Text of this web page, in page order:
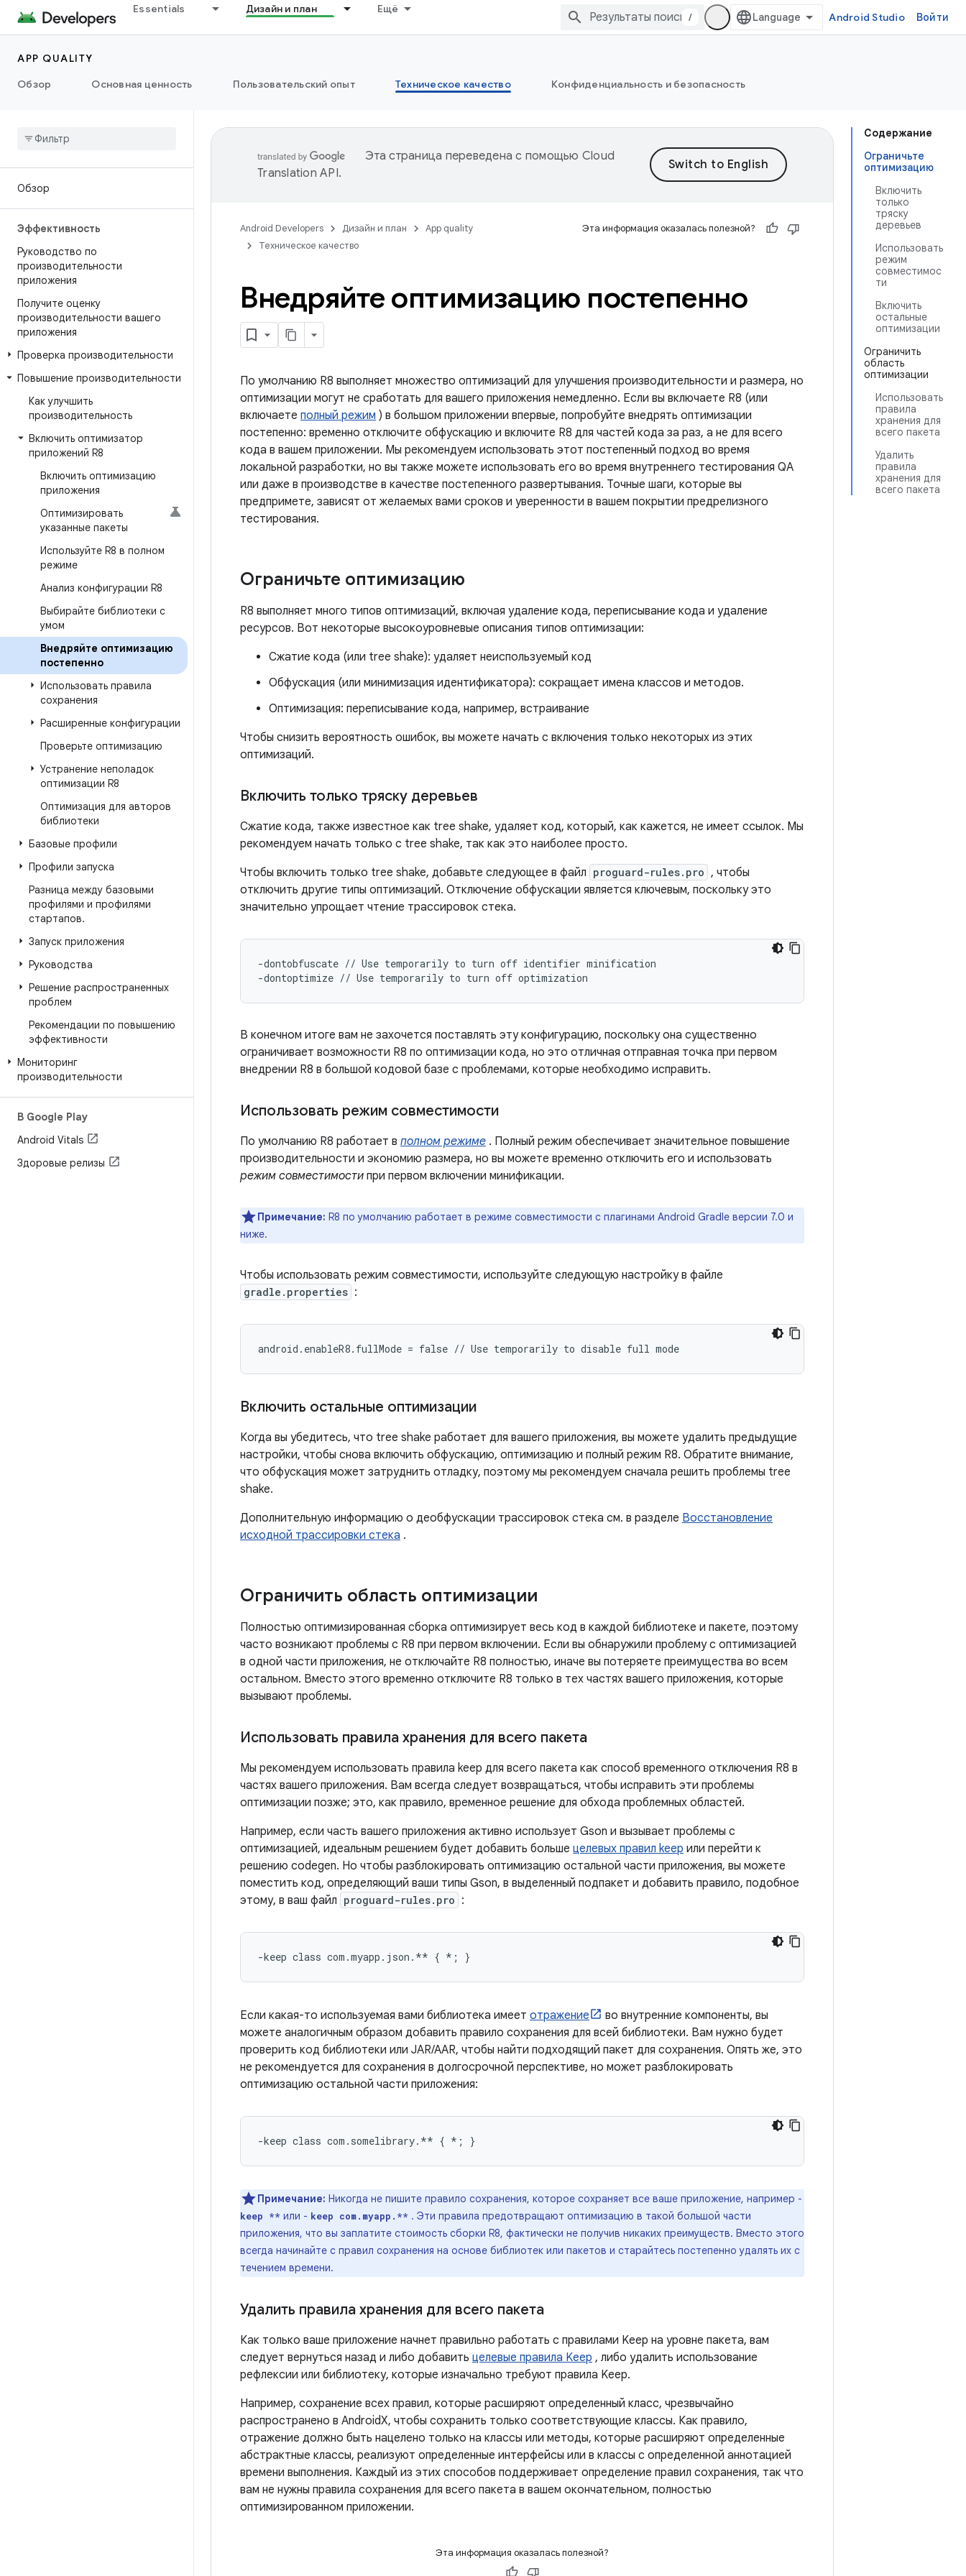
Essentials Дизайн и план Ещё
/ Android Studio Войти
APP QUALITY
Обзор
Основная ценность Пользовательский опыт Техническое качество Конфиденциальность и безопасность
Обзор
Эффективность
Руководство по
производительности
приложения
Получите оценку
производительности вашего
приложения
Проверка производительности
Повышение производительности
Как улучшить
производительность
Включить оптимизатор
приложений R8
Включить оптимизацию
приложения
Оптимизировать
указанные пакеты
Используйте R8 в полном
режиме
Анализ конфигурации R8
Выбирайте библиотеки с
умом
Внедряйте оптимизацию
постепенно
Использовать правила
сохранения
Расширенные конфигурации
Проверьте оптимизацию
Устранение неполадок
оптимизации R8
Оптимизация для авторов
библиотеки
Базовые профили
Профили запуска
Разница между базовыми
профилями и профилями
стартапов.
Запуск приложения
Руководства
Решение распространенных
проблем
Рекомендации по повышению
эффективности
Мониторинг
производительности
В Google Play
Android Vitals
Здоровые релизы
Содержание
Ограничьте
оптимизацию
Включить
только
тряску
деревьев
Использовать
режим
совместимос
ти
Включить
остальные
оптимизации
Ограничить
область
оптимизации
Использовать
правила
хранения для
всего пакета
Удалить
правила
хранения для
всего пакета
Эта страница переведена с помощью Cloud
Translation API.
Android Developers Дизайн и план
App quality
Техническое качество
Эта информация оказалась полезной?
Внедряйте оптимизацию постепенно
По умолчанию R8 выполняет множество оптимизаций для улучшения производительности и размера, но
оптимизации могут не сработать для вашего приложения немедленно. Если вы включаете R8 (или
включаете полный режим ) в большом приложении впервые, попробуйте внедрять оптимизации
постепенно: временно отключите обфускацию и включите R8 для частей кода за раз, а не для всего
кода в вашем приложении. Мы рекомендуем использовать этот постепенный подход во время
локальной разработки, но вы также можете использовать его во время внутреннего тестирования QA
или даже в производстве в качестве постепенного развертывания. Точные шаги, которые вы
предпримете, зависят от желаемых вами сроков и уверенности в вашем покрытии предрелизного
тестирования.
Ограничьте оптимизацию
R8 выполняет много типов оптимизаций, включая удаление кода, переписывание кода и удаление
ресурсов. Вот некоторые высокоуровневые описания типов оптимизации:
Сжатие кода (или tree shake): удаляет неиспользуемый код
Обфускация (или минимизация идентификатора): сокращает имена классов и методов.
Оптимизация: переписывание кода, например, встраивание
Чтобы снизить вероятность ошибок, вы можете начать с включения только некоторых из этих
оптимизаций.
Включить только тряску деревьев
Сжатие кода, также известное как tree shake, удаляет код, который, как кажется, не имеет ссылок. Мы
рекомендуем начать только с tree shake, так как это наиболее просто.
Чтобы включить только tree shake, добавьте следующее в файл proguard-rules.pro , чтобы
отключить другие типы оптимизаций. Отключение обфускации является ключевым, поскольку это
значительно упрощает чтение трассировок стека.
-dontobfuscate // Use temporarily to turn off identifier minification
В конечном итоге вам не захочется поставлять эту конфигурацию, поскольку она существенно
ограничивает возможности R8 по оптимизации кода, но это отличная отправная точка при первом
внедрении R8 в большой кодовой базе с проблемами, которые необходимо исправить.
Использовать режим совместимости
По умолчанию R8 работает в полном режиме . Полный режим обеспечивает значительное повышение
производительности и экономию размера, но вы можете временно отключить его и использовать
режим совместимости при первом включении минификации.
Примечание: R8 по умолчанию работает в режиме совместимости с плагинами Android Gradle версии 7.0 и
ниже.
Чтобы использовать режим совместимости, используйте следующую настройку в файле
gradle.properties :
Включить остальные оптимизации
Когда вы убедитесь, что tree shake работает для вашего приложения, вы можете удалить предыдущие
настройки, чтобы снова включить обфускацию, оптимизацию и полный режим R8. Обратите внимание,
что обфускация может затруднить отладку, поэтому мы рекомендуем сначала решить проблемы tree
shake.
Дополнительную информацию о деобфускации трассировок стека см. в разделе Восстановление
исходной трассировки стека .
Ограничить область оптимизации
Полностью оптимизированная сборка оптимизирует весь код в каждой библиотеке и пакете, поэтому
часто возникают проблемы с R8 при первом включении. Если вы обнаружили проблему с оптимизацией
в одной части приложения, не отключайте R8 полностью, иначе вы потеряете преимущества во всем
остальном. Вместо этого временно отключите R8 только в тех частях вашего приложения, которые
вызывают проблемы.
Использовать правила хранения для всего пакета
Мы рекомендуем использовать правила keep для всего пакета как способ временного отключения R8 в
частях вашего приложения. Вам всегда следует возвращаться, чтобы исправить эти проблемы
оптимизации позже; это, как правило, временное решение для обхода проблемных областей.
Например, если часть вашего приложения активно использует Gson и вызывает проблемы с
оптимизацией, идеальным решением будет добавить больше целевых правил keep или перейти к
решению codegen. Но чтобы разблокировать оптимизацию остальной части приложения, вы можете
поместить код, определяющий ваши типы Gson, в выделенный подпакет и добавить правило, подобное
этому, в ваш файл proguard-rules.pro :
Если какая-то используемая вами библиотека имеет отражение
во внутренние компоненты, вы
можете аналогичным образом добавить правило сохранения для всей библиотеки. Вам нужно будет
проверить код библиотеки или JAR/AAR, чтобы найти подходящий пакет для сохранения. Опять же, это
не рекомендуется для сохранения в долгосрочной перспективе, но может разблокировать
оптимизацию остальной части приложения:
Примечание: Никогда не пишите правило сохранения, которое сохраняет все ваше приложение, например -
keep ** или - keep com.myapp.** . Эти правила предотвращают оптимизацию в такой большой части
приложения, что вы заплатите стоимость сборки R8, фактически не получив никаких преимуществ. Вместо этого
всегда начинайте с правил сохранения на основе библиотек или пакетов и старайтесь постепенно удалять их с
течением времени.
Удалить правила хранения для всего пакета
Как только ваше приложение начнет правильно работать с правилами Keep на уровне пакета, вам
следует вернуться назад и либо добавить целевые правила Keep , либо удалить использование
рефлексии или библиотеку, которые изначально требуют правила Keep.
Например, сохранение всех правил, которые расширяют определенный класс, чрезвычайно
распространено в AndroidX, чтобы сохранить только соответствующие классы. Как правило,
отражение должно быть нацелено только на классы или методы, которые расширяют определенные
абстрактные классы, реализуют определенные интерфейсы или в классы с определенной аннотацией
времени выполнения. Каждый из этих способов поддерживает определение правил сохранения, так что
вам не нужны правила сохранения для всего пакета в вашем окончательном, полностью
оптимизированном приложении.
Эта информация оказалась полезной?